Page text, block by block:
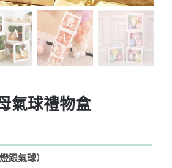
氣球禮物盒
跟氣球）